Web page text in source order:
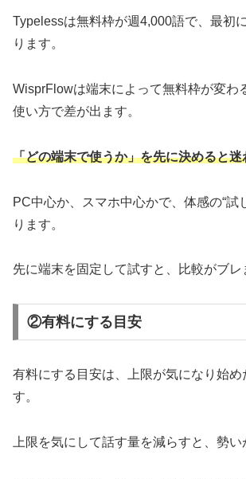
Typelessは無料枠が週4,000語で、最初
ります。
WisprFlowは端末によって無料枠が変わ
使い方で差が出ます。
「どの端末で使うか」を先に決めると迷
PC中心か、スマホ中心かで、体感の“試
ります。
先に端末を固定して試すと、比較がブレ
②有料にする目安
有料にする目安は、上限が気になり始
す。
上限を気にして話す量を減らすと、勢い